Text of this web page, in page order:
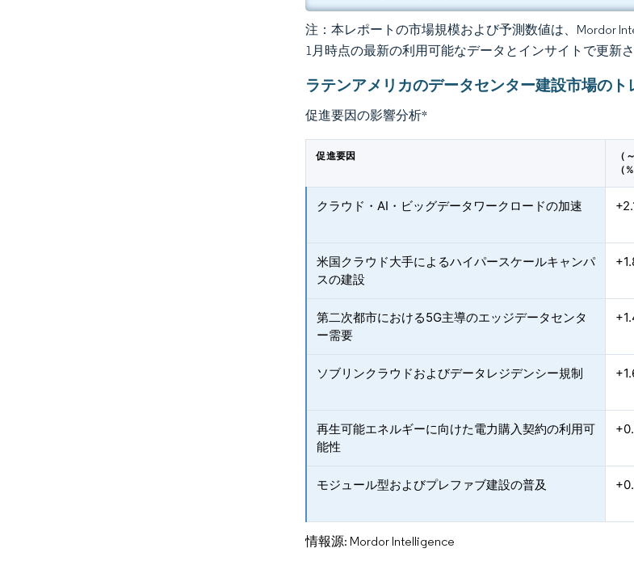
注：本レポートの市場規模および予測数値は、Mordor
1月時点の最新の利用可能なデータとインサイトで更新さ
ラテンアメリカのデータセンター建設市場のト
促進要因の影響分析*
促進要因
（
（
クラウド・AI・ビッグデータワークロードの加速
米国クラウド大手によるハイパースケールキャンパ
スの建設
第二次都市における5G主導のエッジデータセンタ
ー需要
ソブリンクラウドおよびデータレジデンシー規制
再生可能エネルギーに向けた電力購入契約の利用可
能性
モジュール型およびプレファブ建設の普及
情報源: Mordor Intelligence